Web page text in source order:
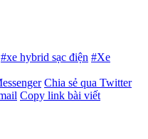
#xe hybrid sạc điện #Xe
Chia sẻ qua Twitter
Copy link bài viết